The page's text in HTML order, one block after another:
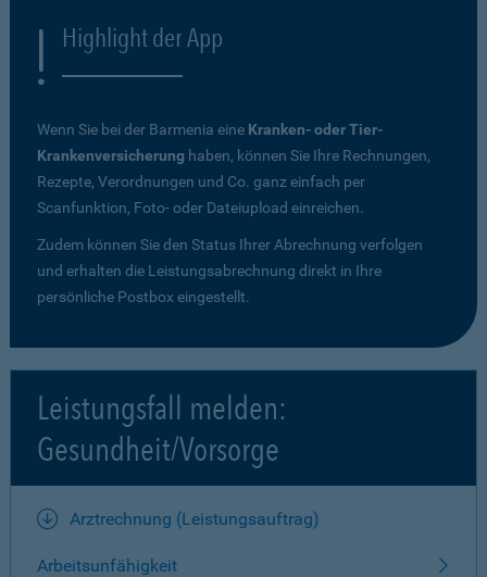
Highlight der App
Wenn Sie bei der Barmenia eine Kranken- oder Tier-
Krankenversicherung haben, können Sie Ihre Rechnungen,
Rezepte, Verordnungen und Co. ganz einfach per
Scanfunktion, Foto- oder Dateiupload einreichen.
Zudem können Sie den Status Ihrer Abrechnung verfolgen
und erhalten die Leistungsabrechnung direkt in Ihre
persönliche Postbox eingestellt.
Leistungsfall melden:
Gesundheit/Vorsorge
Arztrechnung (Leistungsauftrag)
Arbeitsunfähigkeit